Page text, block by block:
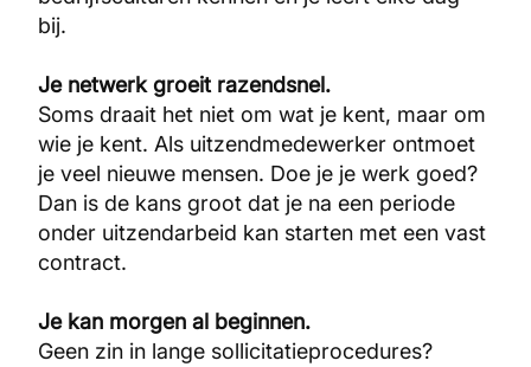
bij.
Je netwerk groeit razendsnel.
Soms draait het niet om wat je kent, maar om
wie je kent. Als uitzendmedewerker ontmoet
je veel nieuwe mensen. Doe je je werk goed?
Dan is de kans groot dat je na een periode
onder uitzendarbeid kan starten met een vast
contract.
Je kan morgen al beginnen.
Geen zin in lange sollicitatieprocedures?